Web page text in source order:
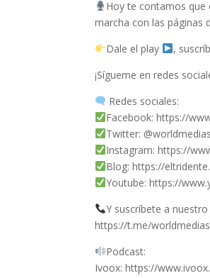
Hoy te contamos que
marcha con las páginas
Dale el play
,
¡Sígueme en redes
Redes sociales:
Facebook: https://
Twitter:
Instagram: https://
Blog: https://
Youtube: https://
Y suscríbete a
https://t.me/
Podcast:
Ivoox: https://